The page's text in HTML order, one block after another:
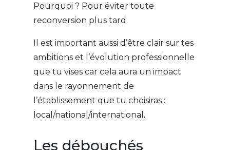
Pourquoi ? Pour éviter toute
reconversion plus tard.
Il est important aussi d’être clair sur tes
ambitions et l’évolution professionnelle
que tu vises car cela aura un impact
dans le rayonnement de
l’établissement que tu choisiras :
local/national/international.
Les débouchés